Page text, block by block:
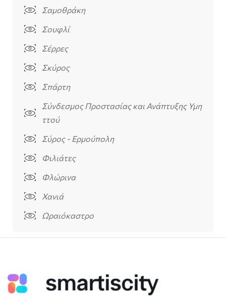
Σαμοθράκη
Σουφλί
Σέρρες
Σκύρος
Σπάρτη
Σύνδεσμος Προστασίας και Ανάπτυξης Υμη
ττού
Σύρος - Ερμούπολη
Φιλιάτες
Φλώρινα
Χανιά
Ωραιόκαστρο